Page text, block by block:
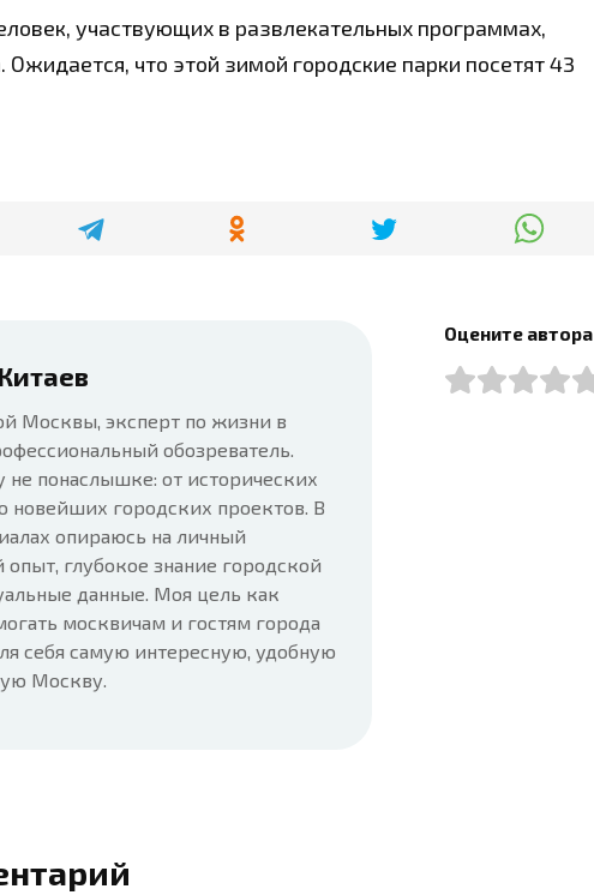
участвующих в развлекательных программах,
Ожидается, что этой зимой городские парки посетят 43
Москвы, эксперт по жизни в
обозреватель.
понаслышке: от исторических
новейших городских проектов. В
опираюсь на личный
опыт, глубокое знание городской
данные. Моя цель как
москвичам и гостям города
себя самую интересную, удобную
Москву.
Оцените автора